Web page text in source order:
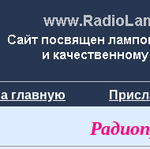
главную